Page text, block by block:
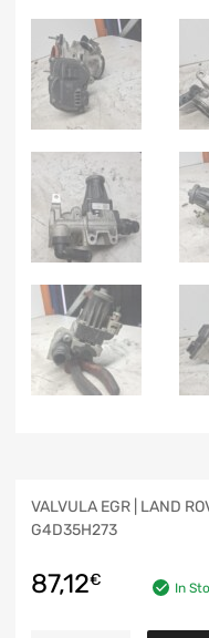
VALVULA EGR | LAND
G4D35H273
87,12€ In